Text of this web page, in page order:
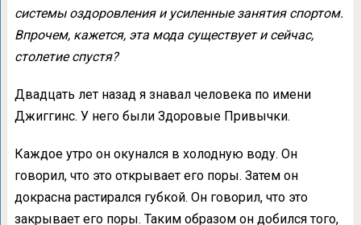
системы оздоровления и усиленные занятия спортом.
Впрочем, кажется, эта мода существует и сейчас,
столетие спустя?
Двадцать лет назад я знавал человека по имени
Джиггинс. У него были Здоровые Привычки.
Каждое утро он окунался в холодную воду. Он
говорил, что это открывает его поры. Затем он
докрасна растирался губкой. Он говорил, что это
закрывает его поры. Таким образом он добился того,